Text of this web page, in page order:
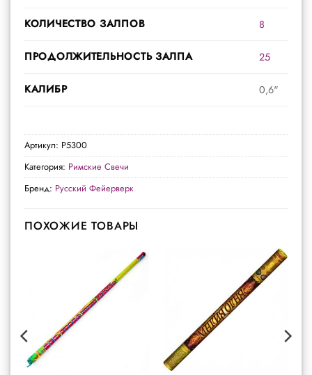
КОЛИЧЕСТВО ЗАЛПОВ 8
ПРОДОЛЖИТЕЛЬНОСТЬ ЗАЛПА 25
КАЛИБР 0,6"
Артикул: Р5300
Категория: Римские Свечи
Бренд: Русский Фейерверк
ПОХОЖИЕ ТОВАРЫ